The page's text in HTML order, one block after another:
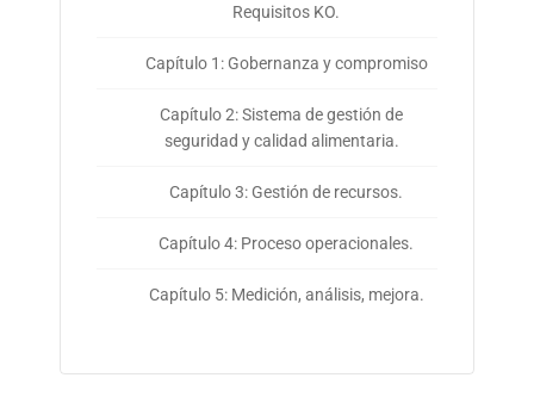
Requisitos KO.
Capítulo 1: Gobernanza y compromiso
Capítulo 2: Sistema de gestión de
seguridad y calidad alimentaria.
Capítulo 3: Gestión de recursos.
Capítulo 4: Proceso operacionales.
Capítulo 5: Medición, análisis, mejora.